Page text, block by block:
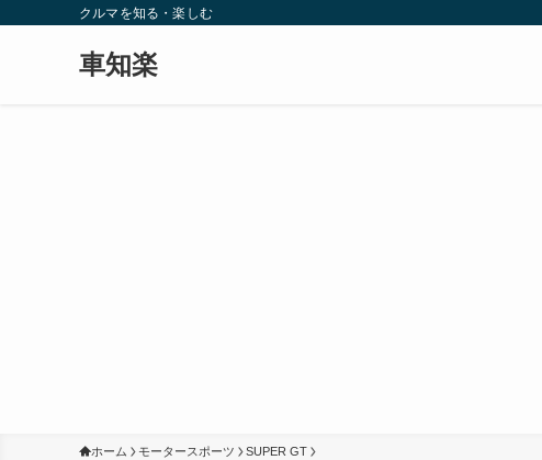
クルマを知る・楽しむ
車知楽
ホーム モータースポーツ SUPER GT